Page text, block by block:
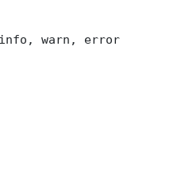
warn, error